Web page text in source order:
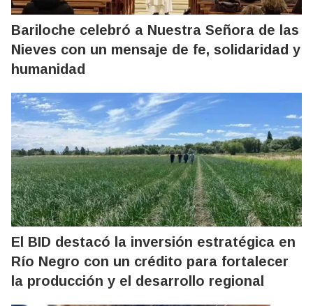
Bariloche celebró a Nuestra Señora de las
Nieves con un mensaje de fe, solidaridad y
humanidad
El BID destacó la inversión estratégica en
Río Negro con un crédito para fortalecer
la producción y el desarrollo regional